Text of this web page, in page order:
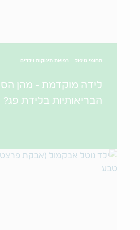
תחומי טיפול רפואת תינוקות וילדים
לידה מוקדמת - מהן
הבריאותיות בלידת פג?